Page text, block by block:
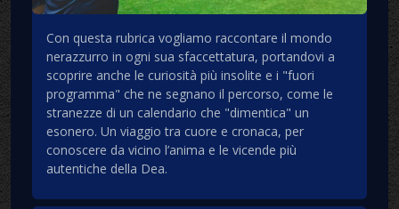
Con questa rubrica vogliamo raccontare il mondo
nerazzurro in ogni sua sfaccettatura, portandovi a
scoprire anche le curiosità più insolite e i "fuori
programma" che ne segnano il percorso, come le
stranezze di un calendario che "dimentica" un
esonero. Un viaggio tra cuore e cronaca, per
conoscere da vicino l’anima e le vicende più
autentiche della Dea.